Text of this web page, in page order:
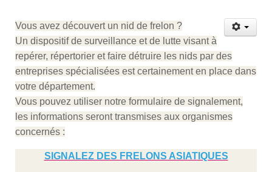
Vous avez découvert un nid de frelon ?
Un dispositif de surveillance et de lutte visant à
repérer, répertorier et faire détruire les nids par des
entreprises spécialisées est certainement en place dans
votre département.
Vous pouvez utiliser notre formulaire de signalement,
les informations seront transmises aux organismes
concernés :
SIGNALEZ DES FRELONS ASIATIQUES